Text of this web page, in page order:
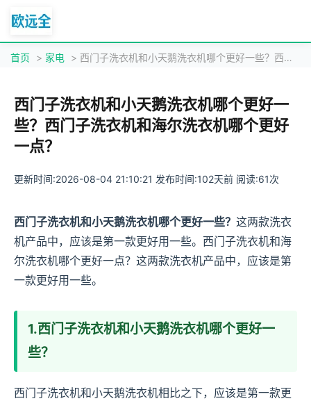
首页 > 家电 > 西门子洗衣机和小天鹅洗衣机哪个更好一些？西门子洗衣机和海尔洗衣机哪个更好一点？
西门子洗衣机和小天鹅洗衣机哪个更好一
些？西门子洗衣机和海尔洗衣机哪个更好
一点？
更新时间:2026-08-04 21:10:21 发布时间:102天前 阅读:61次
西门子洗衣机和小天鹅洗衣机哪个更好一些？ 这两款洗衣
机产品中，应该是第一款更好用一些。西门子洗衣机和海
尔洗衣机哪个更好一点？这两款洗衣机产品中，应该是第
一款更好用一些。
1.西门子洗衣机和小天鹅洗衣机哪个更好一
些？
西门子洗衣机和小天鹅洗衣机相比之下，应该是第一款更